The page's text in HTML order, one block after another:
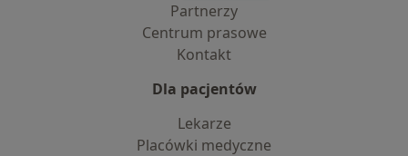
Partnerzy
Centrum prasowe
Kontakt
Dla pacjentów
Lekarze
Placówki medyczne